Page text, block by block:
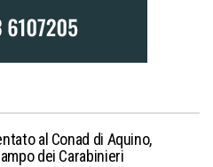
al Conad di Aquino,
dei Carabinieri